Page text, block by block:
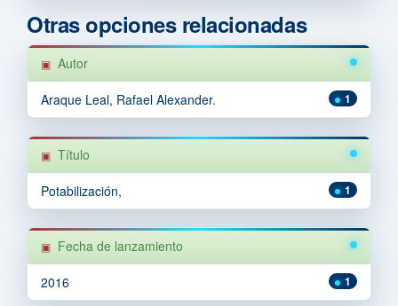
Otras opciones relacionadas
Autor
1
Araque Leal, Rafael Alexander.
Título
1
Potabilización,
Fecha de lanzamiento
1
2016